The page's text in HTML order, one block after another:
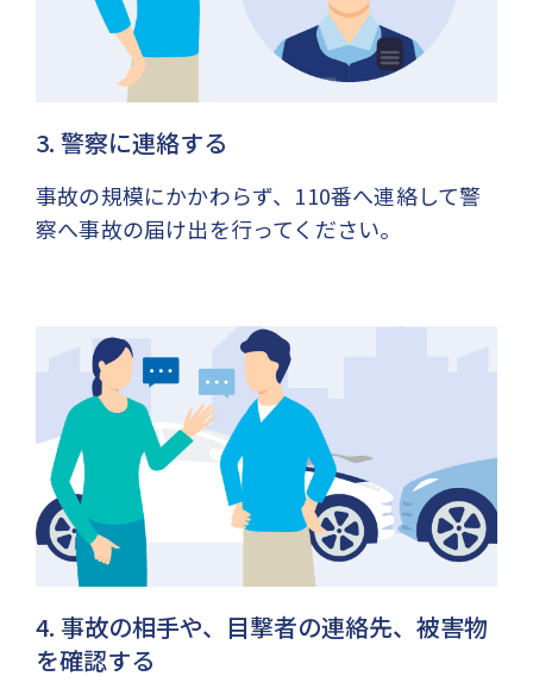
3. 警察に連絡する
事故の規模にかかわらず、110番へ連絡して警
察へ事故の届け出を行ってください。
4. 事故の相手や、目撃者の連絡先、被害物
を確認する